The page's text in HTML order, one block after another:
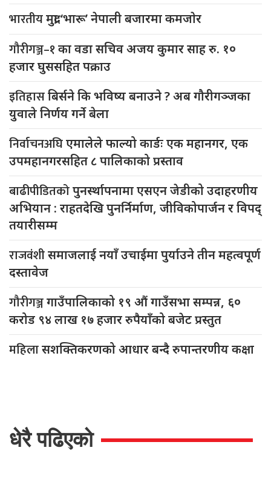
भारतीयमुद्रा ‘भारू’ नेपाली बजारमा कमजाेर
गौरीगञ्ज–१का वडा सचिव अजय कुमार साह रु. १०
हजार घुससहित पक्राउ
इतिहासबिर्सने कि भविष्य बनाउने ? अब गौरीगञ्जका
युवाले निर्णय गर्ने बेला
निर्वाचनअघिएमालेले फाल्यो कार्डः एक महानगर, एक
उपमहानगरसहित ८ पालिकाको प्रस्ताव
बाढीपीडितकोपुनर्स्थापनामा एसएन जेडीको उदाहरणीय
अभियान : राहतदेखि पुनर्निर्माण, जीविकोपार्जन र विपद्
तयारीसम्म
राजवंशीसमाजलाई नयाँ उचाईमा पुर्याउने तीन महत्वपूर्ण
दस्तावेज
गौरीगञ्जगाउँपालिकाको १९ औं गाउँसभा सम्पन्न, ६०
करोड ९४ लाख १७ हजार रुपैयाँको बजेट प्रस्तुत
महिलासशक्तिकरणको आधार बन्दै रुपान्तरणीय कक्षा
धेरै पढिएको